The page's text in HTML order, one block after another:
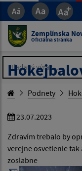
Zemplínska
Oficiálna stránka
Hľadaný výraz...
Hľadaný výraz...
Podnety
23.07.2023
Zdravím trebalo by
verejne osvetlenie
zoslabne